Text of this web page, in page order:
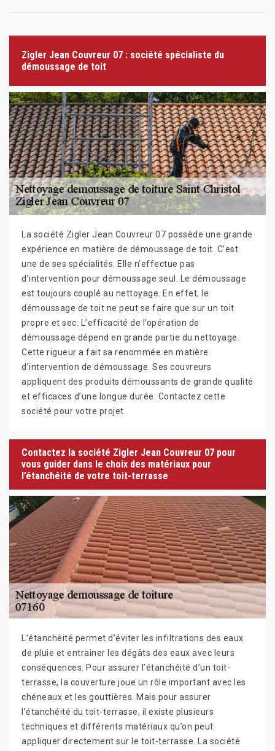
Zigler Jean Couvreur 07 : société spécialiste du
démoussage de toit
La société Zigler Jean Couvreur 07 possède une grande
expérience en matière de démoussage de toit. C’est
une de ses spécialités. Elle n’effectue pas
d’intervention pour démoussage seul. Le démoussage
est toujours couplé au nettoyage. En effet, le
démoussage de toit ne peut se faire que sur un toit
propre et sec. L’efficacité de l’opération de
démoussage dépend en grande partie du nettoyage.
Cette rigueur a fait sa renommée en matière
d’intervention de démoussage. Ses couvreurs
appliquent des produits démoussants de grande qualité
et efficaces d’une longue durée. Contactez cette
société pour votre projet.
Contactez la société Zigler Jean Couvreur 07 pour
vous guider dans le choix des matériaux pour
l’étanchéité de votre toit-terrasse
L’étanchéité permet d’éviter les infiltrations des eaux
de pluie et entrainer les dégâts des eaux avec leurs
conséquences. Pour assurer l’étanchéité d’un toit-
terrasse, la couverture joue un rôle important avec les
chéneaux et les gouttières. Mais pour assurer
l’étanchéité du toit-terrasse, il existe plusieurs
techniques et différents matériaux qu’on peut
appliquer directement sur le toit-terrasse. La société